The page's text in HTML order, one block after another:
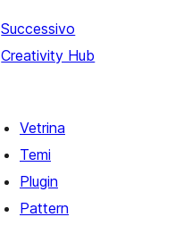
Successivo
Creativity Hub
Vetrina
Temi
Plugin
Pattern